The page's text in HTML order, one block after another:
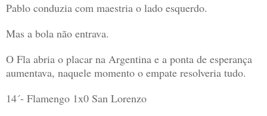
Pablo conduzia com maestria o lado esquerdo.
Mas a bola não entrava.
O Fla abria o placar na Argentina e a ponta de esperança
aumentava, naquele momento o empate resolveria tudo.
14´- Flamengo 1x0 San Lorenzo